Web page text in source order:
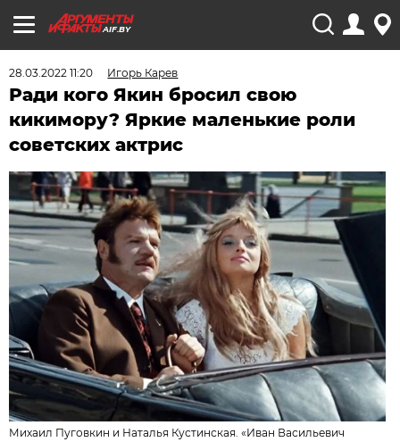
AIF.BY
28.03.2022 11:20 Игорь Карев
Ради кого Якин бросил свою
кикимору? Яркие маленькие роли
советских актрис
Михаил Пуговкин и Наталья Кустинская. «Иван Васильевич